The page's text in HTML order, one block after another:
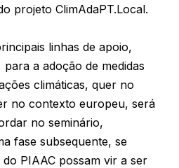
projeto ClimAdaPT.Local.
linhas de apoio,
a adoção de medidas
climáticas, quer no
no contexto europeu, será
no seminário,
fase subsequente, se
PIAAC possam vir a ser